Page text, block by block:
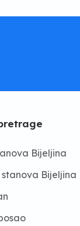
Bijeljina
Bijeljina